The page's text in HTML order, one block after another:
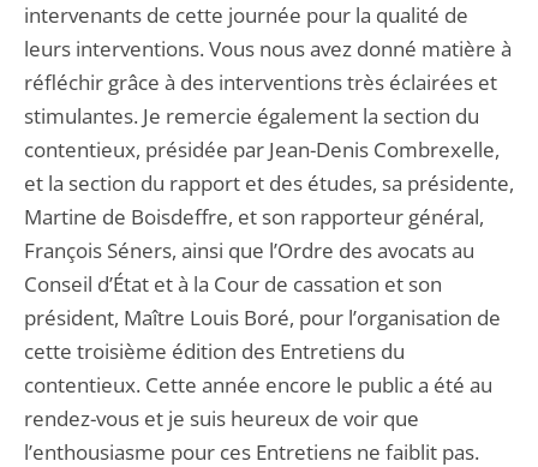
intervenants de cette journée pour la qualité de
leurs interventions. Vous nous avez donné matière à
réfléchir grâce à des interventions très éclairées et
stimulantes. Je remercie également la section du
contentieux, présidée par Jean-Denis Combrexelle,
et la section du rapport et des études, sa présidente,
Martine de Boisdeffre, et son rapporteur général,
François Séners, ainsi que l’Ordre des avocats au
Conseil d’État et à la Cour de cassation et son
président, Maître Louis Boré, pour l’organisation de
cette troisième édition des Entretiens du
contentieux. Cette année encore le public a été au
rendez-vous et je suis heureux de voir que
l’enthousiasme pour ces Entretiens ne faiblit pas.